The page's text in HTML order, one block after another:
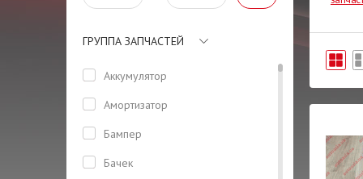
ГРУППА ЗАПЧАСТЕЙ
Аккумулятор
Амортизатор
Бампер
Бачек